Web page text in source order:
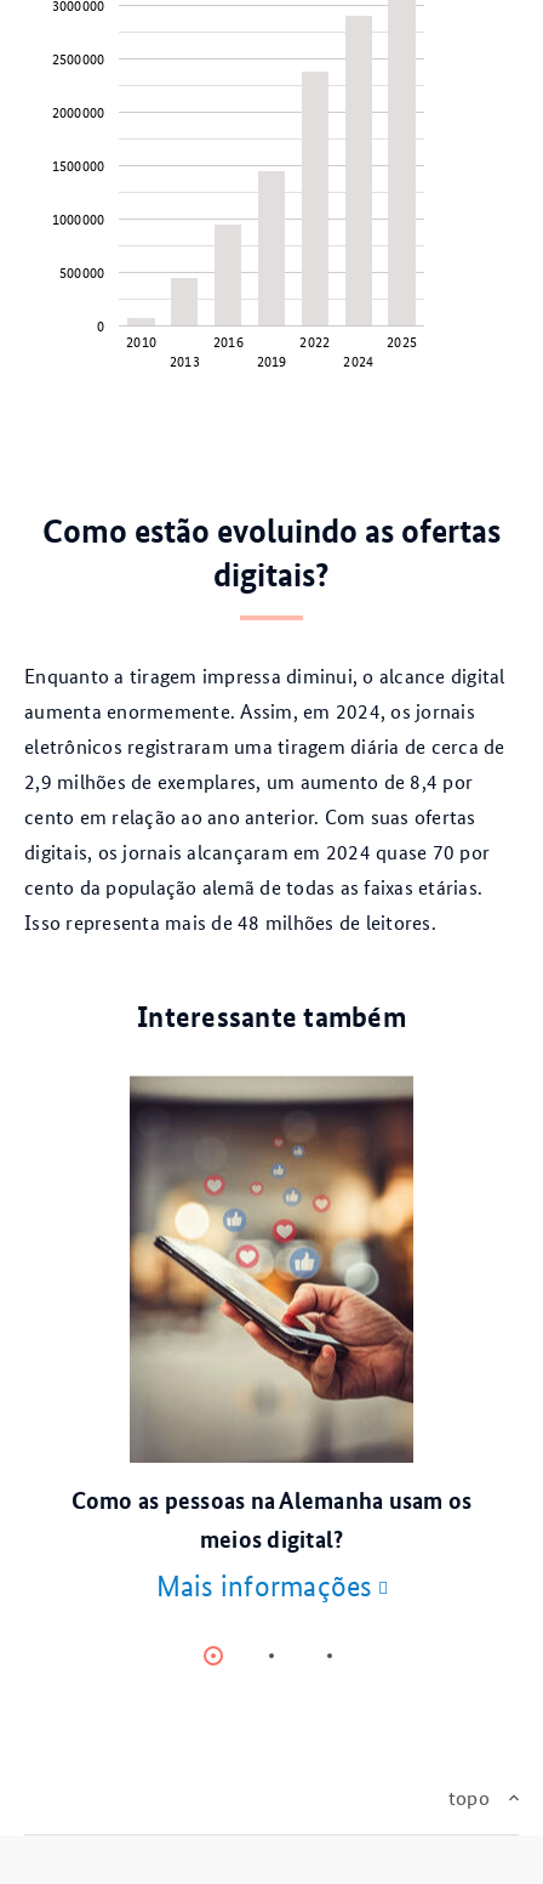
2010
2013
2016
2019
2022
2024
2025
0
500000
1000000
1500000
2000000
2500000
Como estão evoluindo as ofertas
digitais?
Enquanto a tiragem impressa diminui, o alcance digital
aumenta enormemente. Assim, em 2024, os jornais
eletrônicos registraram uma tiragem diária de cerca de
2,9 milhões de exemplares, um aumento de 8,4 por
cento em relação ao ano anterior. Com suas ofertas
digitais, os jornais alcançaram em 2024 quase 70 por
cento da população alemã de todas as faixas etárias.
Isso representa mais de 48 milhões de leitores.
Interessante também
Como as pessoas na Alemanha usam os
meios digital?
Mais informações
topo